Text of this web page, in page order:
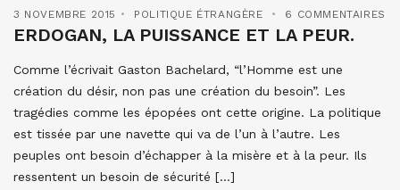
3 NOVEMBRE 2015 POLITIQUE ÉTRANGÈRE 6 COMMENTAIRES
ERDOGAN, LA PUISSANCE ET LA PEUR.
Comme l’écrivait Gaston Bachelard, “l’Homme est une
création du désir, non pas une création du besoin”. Les
tragédies comme les épopées ont cette origine. La politique
est tissée par une navette qui va de l’un à l’autre. Les
peuples ont besoin d’échapper à la misère et à la peur. Ils
ressentent un besoin de sécurité […]